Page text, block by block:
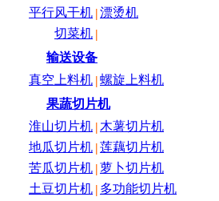
平行风干机 |漂烫机
切菜机 |
输送设备
真空上料机 |螺旋上料机
果蔬切片机
淮山切片机 | 木薯切片机
地瓜切片机 |莲藕切片机
苦瓜切片机 |萝卜切片机
土豆切片机 | 多功能切片机